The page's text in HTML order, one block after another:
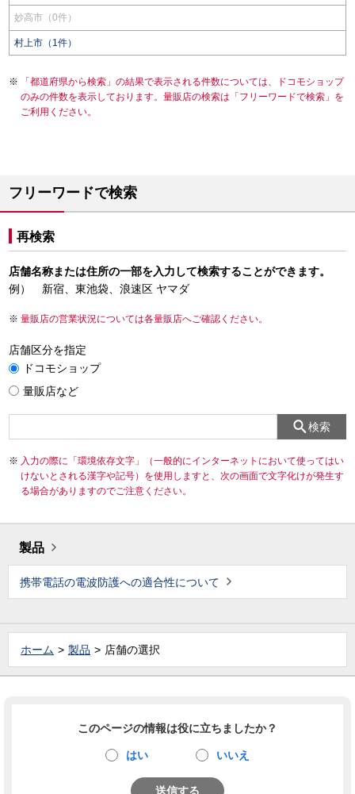
妙高市（0件）
村上市（1件）
「都道府県から検索」の結果で表示される件数については、ドコモショップ
のみの件数を表示しております。量販店の検索は「フリーワードで検索」を
ご利用ください。
フリーワードで検索
再検索
店舗名称または住所の一部を入力して検索することができます。
例） 新宿、東池袋、浪速区 ヤマダ
量販店の営業状況については各量販店へご確認ください。
店舗区分を指定
ドコモショップ
量販店など
検索
入力の際に「環境依存文字」（一般的にインターネットにおいて使ってはい
けないとされる漢字や記号）を使用しますと、次の画面で文字化けが発生す
る場合がありますのでご注意ください。
製品
携帯電話の電波防護への適合性について
ホーム 製品 店舗の選択
このページの情報は役に立ちましたか？
はい いいえ
送信する